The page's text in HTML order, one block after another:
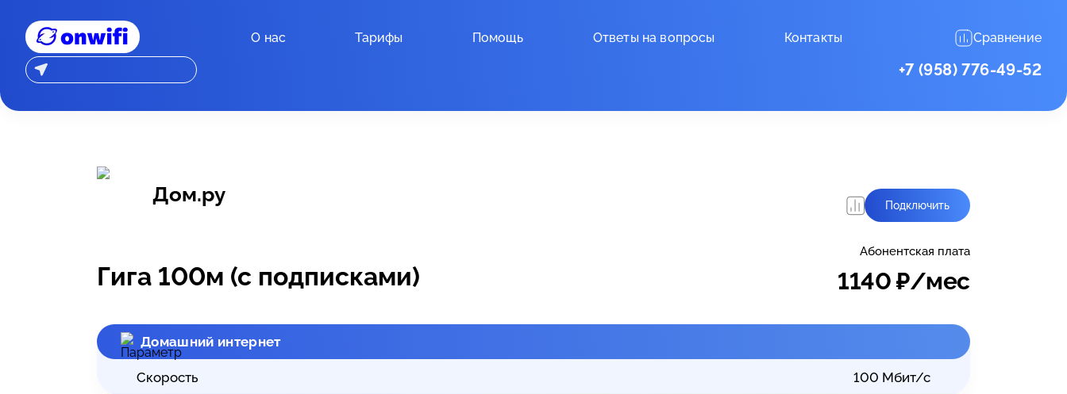
О нас Тарифы Помощь Ответы на вопросы Контакты Сравнение
+7 (958) 776-49-52
Дом.ру Подключить
Гига 100м (с подписками)
Абонентская плата
1140 ₽/мес
Домашний интернет
Скорость 100 Мбит/с